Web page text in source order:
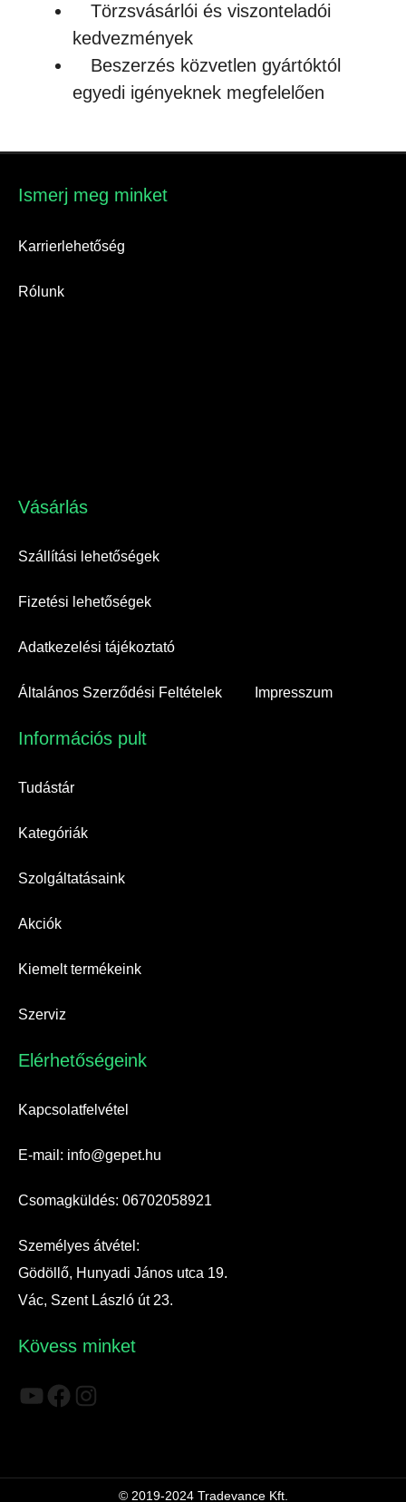
Törzsvásárlói és viszonteladói
kedvezmények
Beszerzés közvetlen gyártóktól
egyedi igényeknek megfelelően
Ismerj meg minket​
Karrierlehetőség
Rólunk
Vásárlás​
Szállítási lehetőségek
Fizetési lehetőségek
Adatkezelési tájékoztató
Általános Szerződési Feltételek Impresszum
Információs pult​
Tudástár
Kategóriák
Szolgáltatásaink
Akciók
Kiemelt termékeink
Szerviz
Elérhetőségeink​
Kapcsolatfelvétel
E-mail: info@gepet.hu
Csomagküldés: 06702058921
Személyes átvétel:
Gödöllő, Hunyadi János utca 19.
Vác, Szent László út 23.
Kövess minket
YouTube
Facebook
Instagram
© 2019-2024 Tradevance Kft.